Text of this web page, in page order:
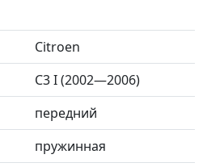
Citroen
C3 I (2002—2006)
передний
пружинная